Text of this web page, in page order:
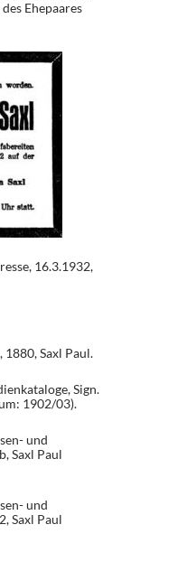
Ehepaares
16.3.1932,
Saxl Paul.
Sign.
1902/03).
und
Saxl Paul
und
Saxl Paul